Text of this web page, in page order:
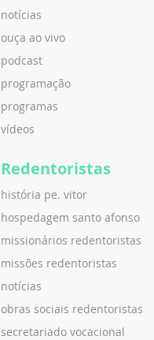
notícias
ouça ao vivo
podcast
programação
programas
vídeos
Redentoristas
história pe. vitor
hospedagem santo afonso
missionários redentoristas
missões redentoristas
notícias
obras sociais redentoristas
secretariado vocacional